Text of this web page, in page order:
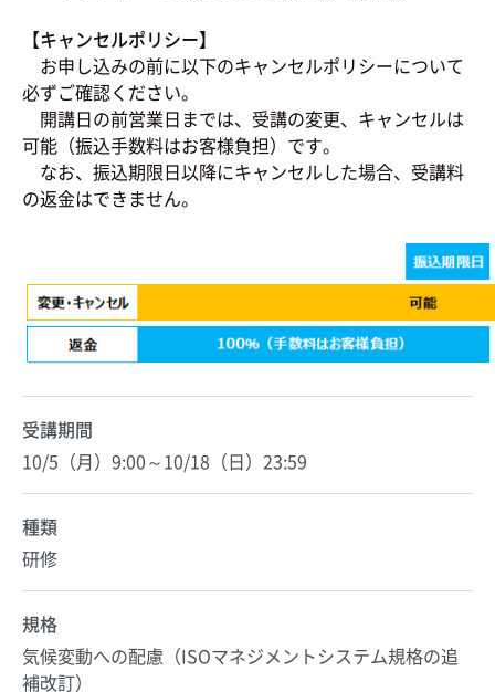
【キャンセルポリシー】
お申し込みの前に以下のキャンセルポリシーについて
必ずご確認ください。
開講日の前営業日までは、受講の変更、キャンセルは
可能（振込手数料はお客様負担）です。
なお、振込期限日以降にキャンセルした場合、受講料
の返金はできません。
受講期間
10/5（月）9:00～10/18（日）23:59
種類
研修
規格
気候変動への配慮（ISOマネジメントシステム規格の追
補改訂）